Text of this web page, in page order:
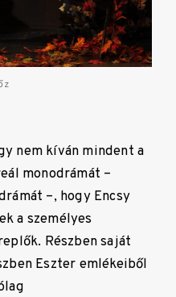
nem kíván mindent a
monodrámát –
–, hogy Encsy
a személyes
Részben saját
Eszter emlékeiből